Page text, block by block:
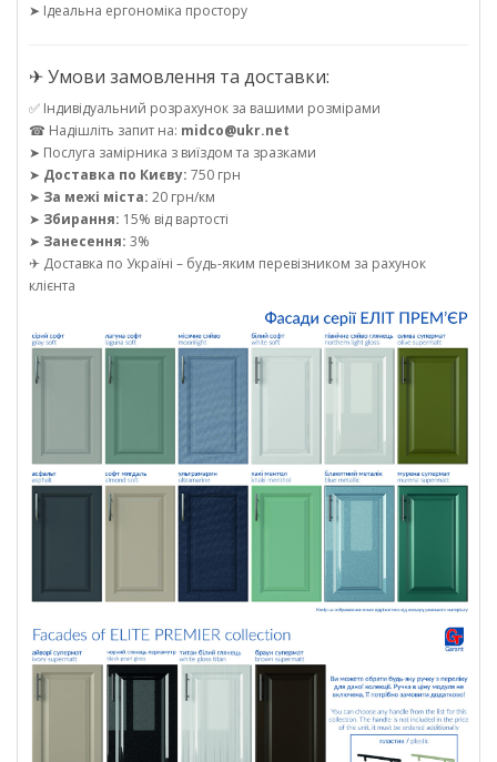
➤ Ідеальна ергономіка простору
✈ Умови замовлення та доставки:
✅ Індивідуальний розрахунок за вашими розмірами
☎ Надішліть запит на: midco@ukr.net
➤ Послуга замірника з виїздом та зразками
➤ Доставка по Києву: 750 грн
➤ За межі міста: 20 грн/км
➤ Збирання: 15% від вартості
➤ Занесення: 3%
✈ Доставка по Україні – будь-яким перевізником за рахунок
клієнта